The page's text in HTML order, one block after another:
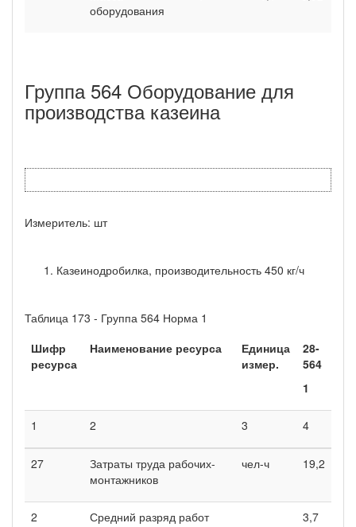
оборудования
Группа 564 Оборудование для
производства казеина
Измеритель: шт
Казеинодробилка, производительность 450 кг/ч
Таблица 173 - Группа 564 Норма 1
Шифр
ресурса
Наименование ресурса
Единица
измер.
28-
564
1
1 2 3 4
27
Затраты труда рабочих-
монтажников
чел-ч 19,2
2 Средний разряд работ 3,7